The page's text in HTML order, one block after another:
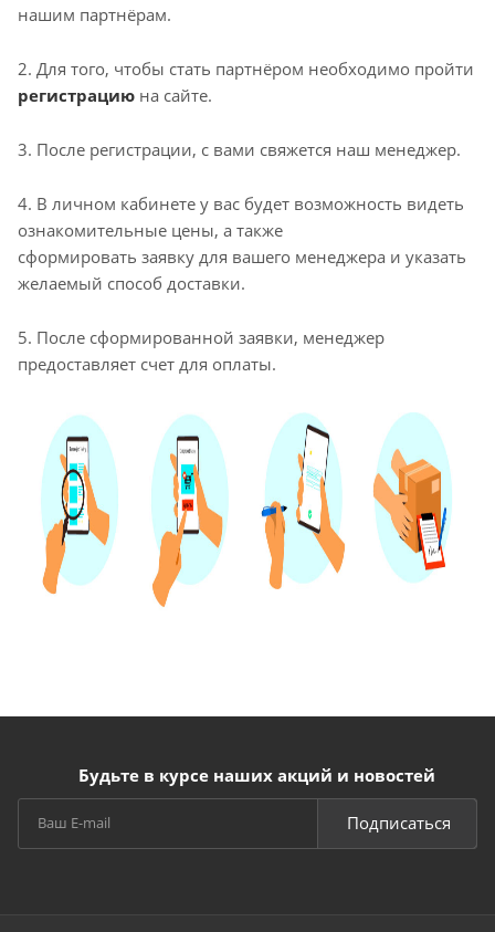
нашим партнёрам.
2. Для того, чтобы стать партнёром необходимо пройти
регистрацию на сайте.
3. После регистрации, с вами свяжется наш менеджер.
4. В личном кабинете у вас будет возможность видеть
ознакомительные цены, а также
сформировать заявку для вашего менеджера и указать
желаемый способ доставки.
5. После сформированной заявки, менеджер
предоставляет счет для оплаты.
Будьте в курсе наших акций и новостей
Подписаться